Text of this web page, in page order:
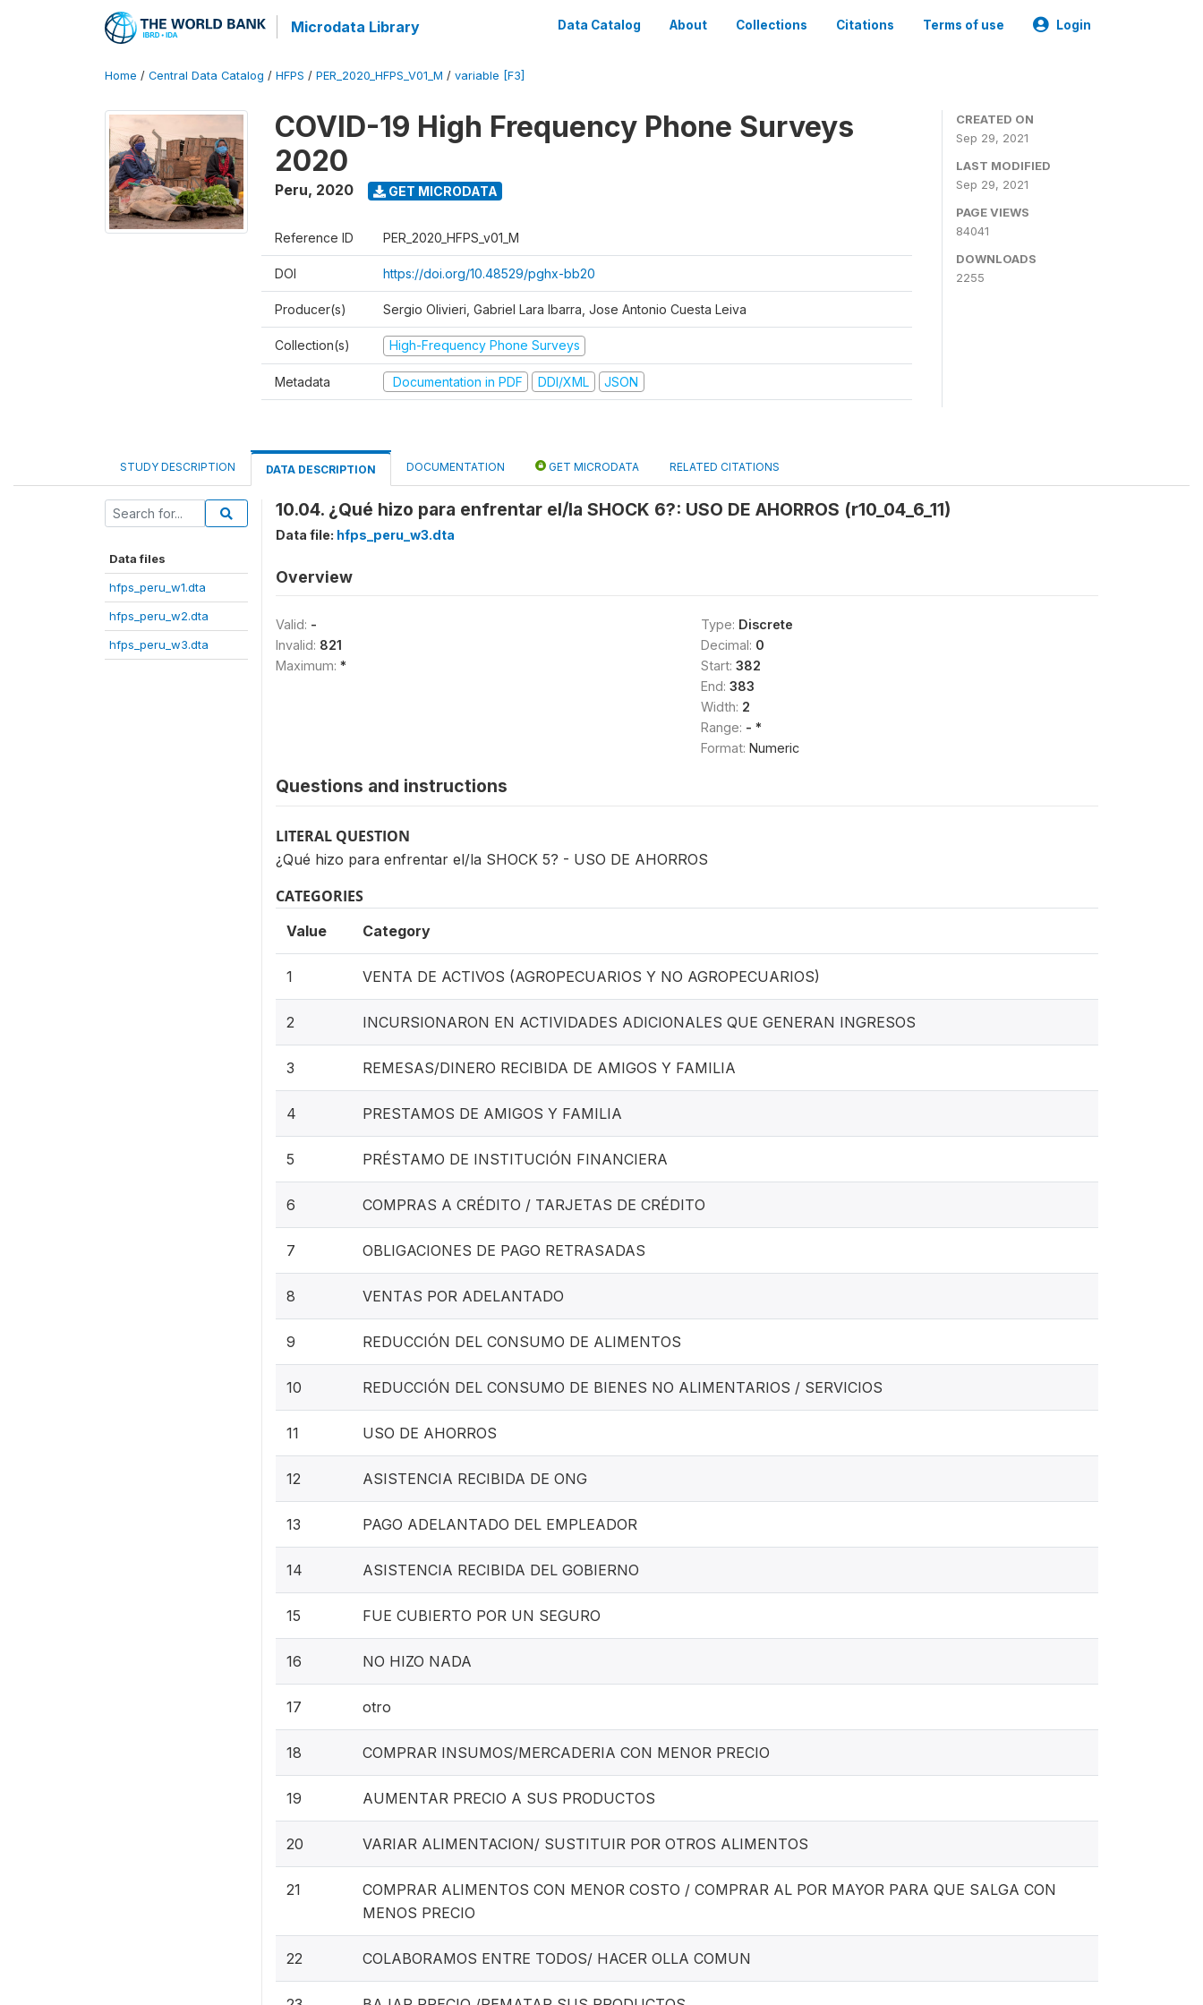
Microdata Library Data Catalog About Collections Citations Terms of use Login
Home / Central Data Catalog / HFPS / PER_2020_HFPS_V01_M / variable [F3]
COVID-19 High Frequency Phone Surveys
2020
Peru, 2020 GET MICRODATA
Reference ID PER_2020_HFPS_v01_M
DOI https://doi.org/10.48529/pghx-bb20
Producer(s) Sergio Olivieri, Gabriel Lara Ibarra, Jose Antonio Cuesta Leiva
Collection(s) High-Frequency Phone Surveys
Metadata Documentation in PDF DDI/XML JSON
CREATED ON
Sep 29, 2021
LAST MODIFIED
Sep 29, 2021
PAGE VIEWS
84041
DOWNLOADS
2255
STUDY DESCRIPTION DATA DESCRIPTION DOCUMENTATION GET MICRODATA RELATED CITATIONS
Data files
hfps_peru_w1.dta
hfps_peru_w2.dta
hfps_peru_w3.dta
10.04. ¿Qué hizo para enfrentar el/la SHOCK 6?: USO DE AHORROS (r10_04_6_11)
Data file: hfps_peru_w3.dta
Overview
Valid: -
Invalid: 821
Maximum: *
Type: Discrete
Decimal: 0
Start: 382
End: 383
Width: 2
Range: - *
Format: Numeric
Questions and instructions
LITERAL QUESTION
¿Qué hizo para enfrentar el/la SHOCK 5? - USO DE AHORROS
CATEGORIES
Value Category
1 VENTA DE ACTIVOS (AGROPECUARIOS Y NO AGROPECUARIOS)
2 INCURSIONARON EN ACTIVIDADES ADICIONALES QUE GENERAN INGRESOS
3 REMESAS/DINERO RECIBIDA DE AMIGOS Y FAMILIA
4 PRESTAMOS DE AMIGOS Y FAMILIA
5 PRÉSTAMO DE INSTITUCIÓN FINANCIERA
6 COMPRAS A CRÉDITO / TARJETAS DE CRÉDITO
7 OBLIGACIONES DE PAGO RETRASADAS
8 VENTAS POR ADELANTADO
9 REDUCCIÓN DEL CONSUMO DE ALIMENTOS
10 REDUCCIÓN DEL CONSUMO DE BIENES NO ALIMENTARIOS / SERVICIOS
11 USO DE AHORROS
12 ASISTENCIA RECIBIDA DE ONG
13 PAGO ADELANTADO DEL EMPLEADOR
14 ASISTENCIA RECIBIDA DEL GOBIERNO
15 FUE CUBIERTO POR UN SEGURO
16 NO HIZO NADA
17 otro
18 COMPRAR INSUMOS/MERCADERIA CON MENOR PRECIO
19 AUMENTAR PRECIO A SUS PRODUCTOS
20 VARIAR ALIMENTACION/ SUSTITUIR POR OTROS ALIMENTOS
21
COMPRAR ALIMENTOS CON MENOR COSTO / COMPRAR AL POR MAYOR PARA QUE SALGA CON
MENOS PRECIO
22 COLABORAMOS ENTRE TODOS/ HACER OLLA COMUN